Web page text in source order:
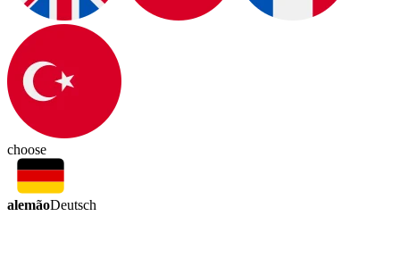
choose
alemãoDeutsch